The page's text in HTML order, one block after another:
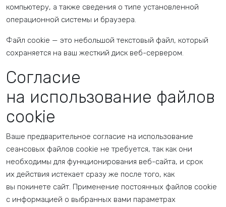
компьютеру, а также сведения о типе установленной
операционной системы и браузера.
Файл cookie — это небольшой текстовый файл, который
сохраняется на ваш жесткий диск веб-сервером.
Согласие
на использование файлов
cookie
Ваше предварительное согласие на использование
сеансовых файлов cookie не требуется, так как они
необходимы для функционирования веб-сайта, и срок
их действия истекает сразу же после того, как
вы покинете сайт. Применение постоянных файлов cookie
с информацией о выбранных вами параметрах